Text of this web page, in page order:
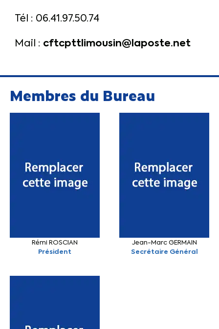
Tél : 06.41.97.50.74
Mail : cftcpttlimousin@laposte.net
Membres du Bureau
Rémi ROSCIAN
Président
Jean-Marc GERMAIN
Secrétaire Général